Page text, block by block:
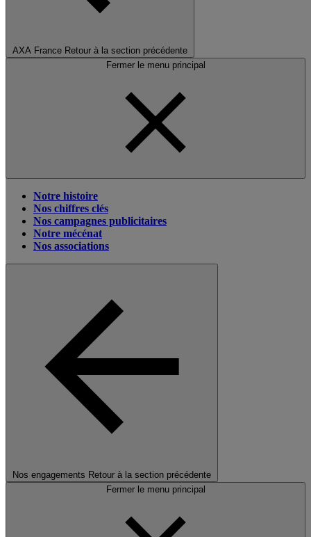
AXA France Retour à la section précédente
Fermer le menu principal
Notre histoire
Nos chiffres clés
Nos campagnes publicitaires
Notre mécénat
Nos associations
Nos engagements Retour à la section précédente
Fermer le menu principal